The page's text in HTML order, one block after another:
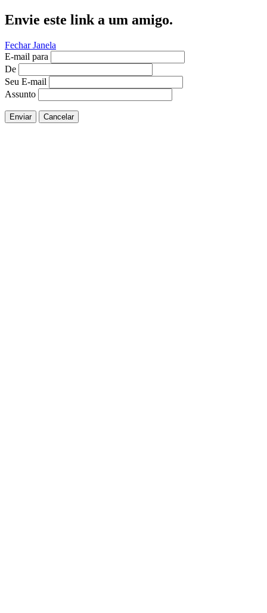
Envie este link a um amigo.
Fechar Janela
E-mail para
De
Seu E-mail
Assunto
Enviar Cancelar